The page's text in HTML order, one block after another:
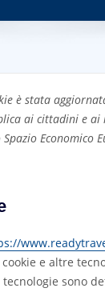
è stata
ai cittadini e ai
Economico
e altre
sono